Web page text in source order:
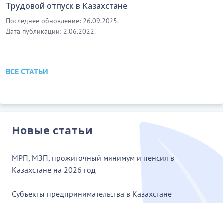
Трудовой отпуск в Казахстане
Последнее обновление: 26.09.2025.
Дата публикации: 2.06.2022.
ВСЕ СТАТЬИ
Новые статьи
МРП, МЗП, прожиточный минимум и пенсия в
Казахстане на 2026 год
Субъекты предпринимательства в Казахстане